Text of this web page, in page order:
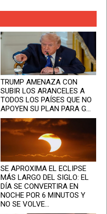
TRUMP AMENAZA CON
SUBIR LOS ARANCELES A
TODOS LOS PAÍSES QUE NO
APOYEN SU PLAN PARA G...
SE APROXIMA EL ECLIPSE
MÁS LARGO DEL SIGLO: EL
DÍA SE CONVERTIRA EN
NOCHE POR 6 MINUTOS Y
NO SE VOLVE...